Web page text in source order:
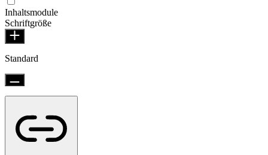
Inhaltsmodule
Schriftgröße
Standard